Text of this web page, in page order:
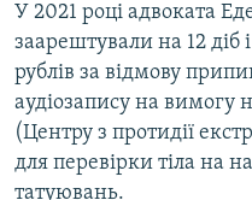
У 2021 році адвоката
заарештували на 12 діб
рублів за відмову
аудіозапису на вимогу
(Центру з протидії
для перевірки тіла на
татуювань.